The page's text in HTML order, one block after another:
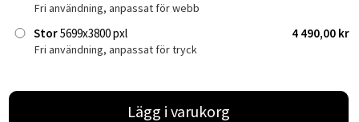
Fri användning, anpassat för webb
Stor5699x3800 pxl 4 490,00 kr
Fri användning, anpassat för tryck
Lägg i varukorg